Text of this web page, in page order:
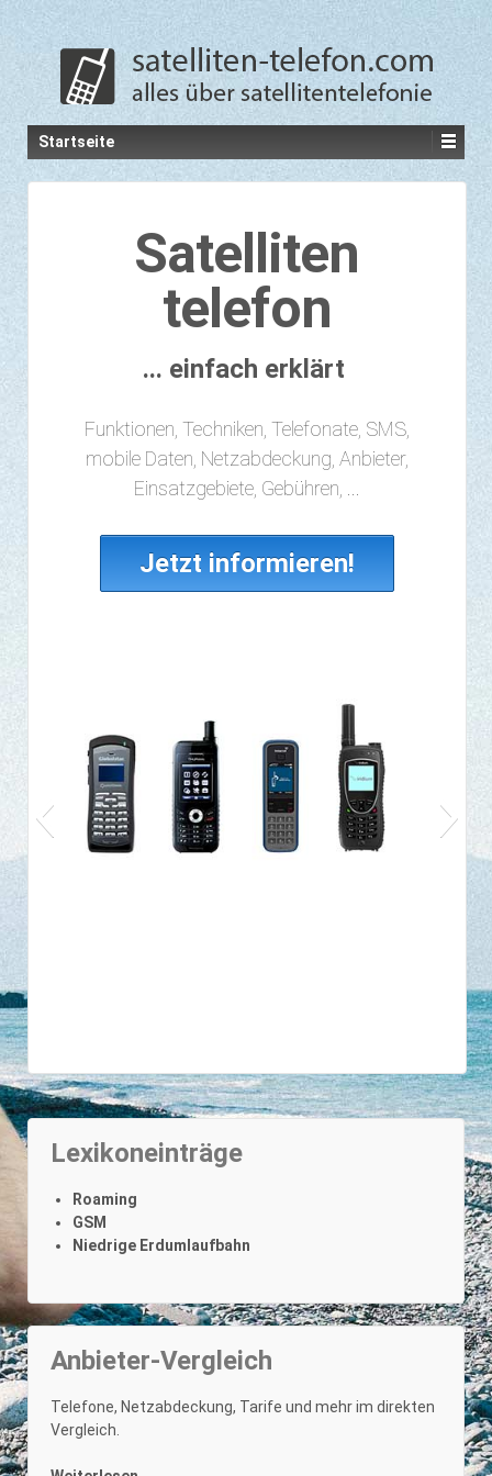
Startseite
Satelliten
telefon
... einfach erklärt
Funktionen, Techniken, Telefonate, SMS,
mobile Daten, Netzabdeckung, Anbieter,
Einsatzgebiete, Gebühren, ...
Jetzt informieren!
Netzabdeckung im Vergleich
Lexikoneinträge
Roaming
GSM
Niedrige Erdumlaufbahn
Anbieter-Vergleich
Telefone, Netzabdeckung, Tarife und mehr im direkten
Vergleich.